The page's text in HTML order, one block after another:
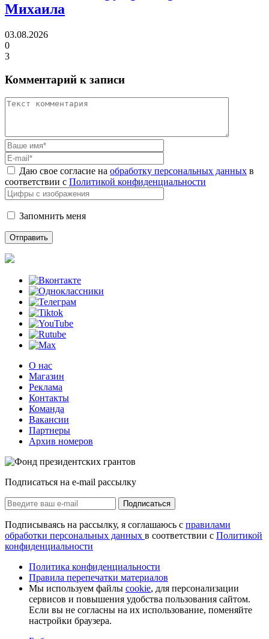
Михаила
03.08.2026
0
3
Комментарий к записи
Даю свое согласие на обработку персональных данных в
соответствии с Политикой конфиденциальности
Запомнить меня
О нас
Магазин
Реклама
Контакты
Команда
Вакансии
Партнеры
Архив номеров
Подписаться на e-mail рассылку
Подписаться
Подписываясь на рассылку, я соглашаюсь с правилами
обработки персональных данных в соответствии с Политикой
конфиденциальности
Политика конфиденциальности
Правила перепечатки материалов
Мы используем файлы cookie, для персонализации
сервисов и повышения удобства пользования сайтом.
Если вы не согласны на их использование, поменяйте
настройки браузера.